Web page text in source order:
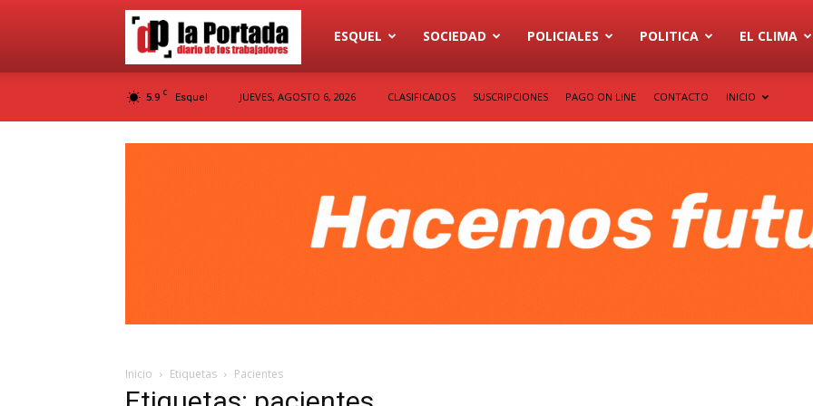
Diario
La
ESQUEL SOCIEDAD POLICIALES POLITICA EL CLIMA
5.9 C Esquel JUEVES, AGOSTO 6, 2026 CLASIFICADOS SUSCRIPCIONES PAGO ON LINE CONTACTO INICIO
Inicio Etiquetas Pacientes